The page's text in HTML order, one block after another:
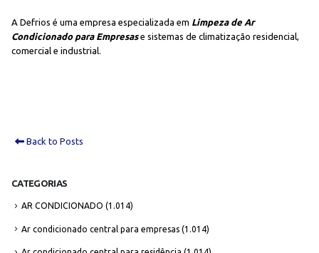
A Defrios é uma empresa especializada em Limpeza de Ar
Condicionado para Empresase sistemas de climatização residencial,
comercial e industrial.
Back to Posts
CATEGORIAS
AR CONDICIONADO (1.014)
Ar condicionado central para empresas (1.014)